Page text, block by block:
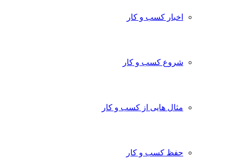
اخبار کسب و کار
شروع کسب و کار
مثال هایی از کسب و کار
حفظ کسب و کار